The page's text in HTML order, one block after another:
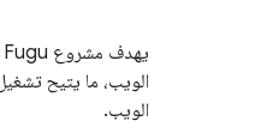
الويب، ما يتيح
الويب.